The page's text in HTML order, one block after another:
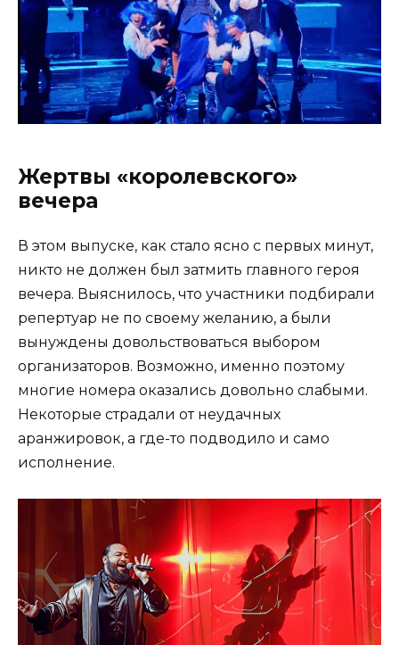
Жертвы «королевского»
вечера
В этом выпуске, как стало ясно с первых минут,
никто не должен был затмить главного героя
вечера. Выяснилось, что участники подбирали
репертуар не по своему желанию, а были
вынуждены довольствоваться выбором
организаторов. Возможно, именно поэтому
многие номера оказались довольно слабыми.
Некоторые страдали от неудачных
аранжировок, а где-то подводило и само
исполнение.